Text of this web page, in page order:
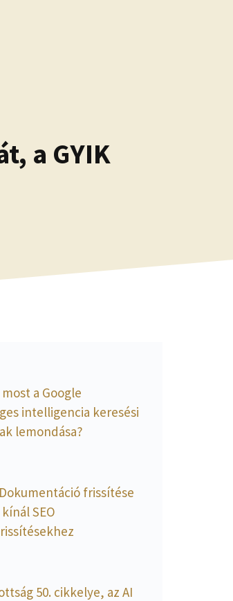
a GYIK
a Google
intelligencia keresési
lemondása?
frissítése
SEO
50. cikkelye, az AI